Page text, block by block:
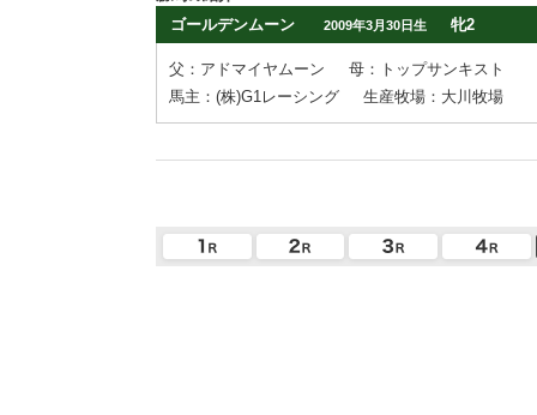
ゴールデンムーン
2009年3月30日生 牝2
父：アドマイヤムーン
母：トップサンキスト
馬主：(株)G1レーシング
生産牧場：大川牧場